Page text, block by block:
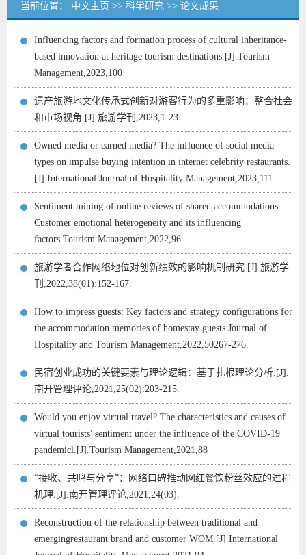
当前位置： 中文主页 >> 科学研究 >> 论文成果
Influencing factors and formation process of cultural inheritance-
based innovation at heritage tourism destinations.[J].Tourism
Management,2023,100
遗产旅游地文化传承式创新对游客行为的多重影响：整合社会
和市场视角.[J].旅游学刊,2023,1-23.
Owned media or earned media? The influence of social media
types on impulse buying intention in internet celebrity restaurants.
[J].International Journal of Hospitality Management,2023,111
Sentiment mining of online reviews of shared accommodations:
Customer emotional heterogeneity and its influencing
factors.Tourism Management,2022,96
旅游学者合作网络地位对创新绩效的影响机制研究.[J].旅游学
刊,2022,38(01):152-167.
How to impress guests: Key factors and strategy configurations for
the accommodation memories of homestay guests.Journal of
Hospitality and Tourism Management,2022,50267-276.
民宿创业成功的关键要素与理论逻辑：基于扎根理论分析.[J].
南开管理评论,2021,25(02):203-215.
Would you enjoy virtual travel? The characteristics and causes of
virtual tourists' sentiment under the influence of the COVID-19
pandemicl.[J].Tourism Management,2021,88
“接收、共鸣与分享”：网络口碑推动网红餐饮粉丝效应的过程
机理.[J].南开管理评论,2021,24(03):
Reconstruction of the relationship between traditional and
emergingrestaurant brand and customer WOM.[J].International